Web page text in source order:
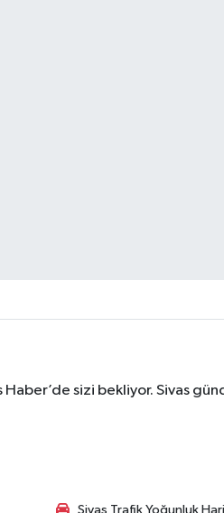
sizi bekliyor. Sivas
Sivas Trafik Yoğunluk